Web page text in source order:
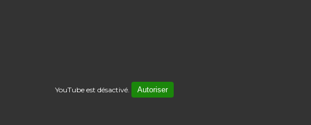
YouTube est désactivé. Autoriser